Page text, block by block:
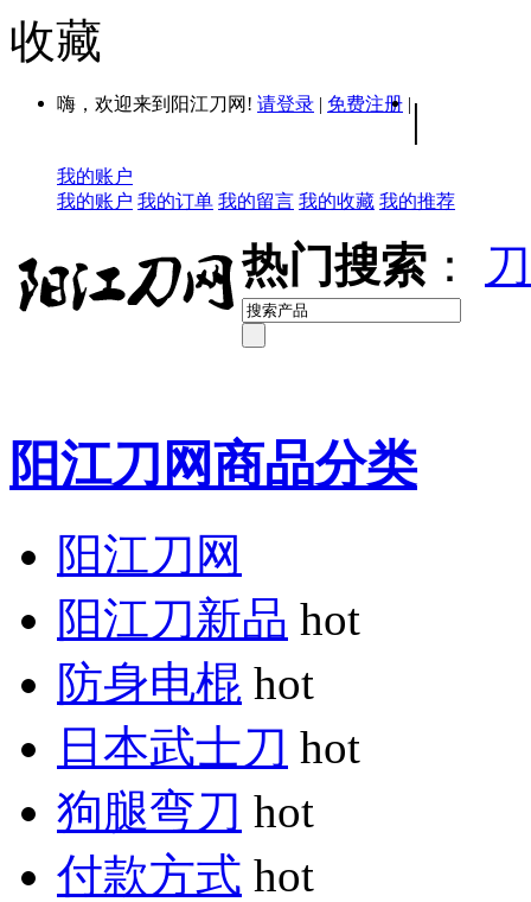
收藏
嗨，欢迎来到阳江刀网! 请登录 | 免费注册 | |
我的账户
我的账户 我的订单 我的留言 我的收藏 我的推荐
热门搜索 ：
阳江刀网商品分类
阳江刀网
阳江刀新品 hot
防身电棍 hot
日本武士刀 hot
狗腿弯刀 hot
付款方式 hot